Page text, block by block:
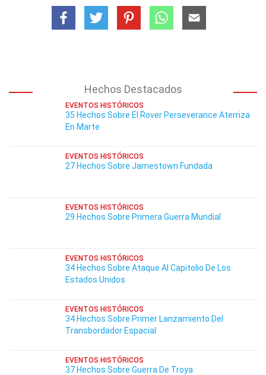
Hechos Destacados
EVENTOS HISTÓRICOS
35 Hechos Sobre El Rover Perseverance Aterriza
En Marte
EVENTOS HISTÓRICOS
27 Hechos Sobre Jamestown Fundada
EVENTOS HISTÓRICOS
29 Hechos Sobre Primera Guerra Mundial
EVENTOS HISTÓRICOS
34 Hechos Sobre Ataque Al Capitolio De Los
Estados Unidos
EVENTOS HISTÓRICOS
34 Hechos Sobre Primer Lanzamiento Del
Transbordador Espacial
EVENTOS HISTÓRICOS
37 Hechos Sobre Guerra De Troya